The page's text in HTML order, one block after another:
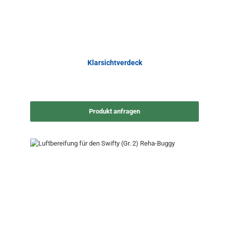
Klarsichtverdeck
Produkt anfragen